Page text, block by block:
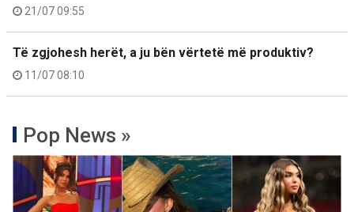
21/07 09:55
Të zgjohesh herët, a ju bën vërtetë më produktiv?
11/07 08:10
Pop News »